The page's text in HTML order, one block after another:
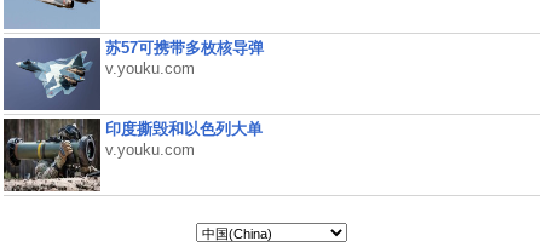
苏57可携带多枚核导弹
v.youku.com
印度撕毁和以色列大单
v.youku.com